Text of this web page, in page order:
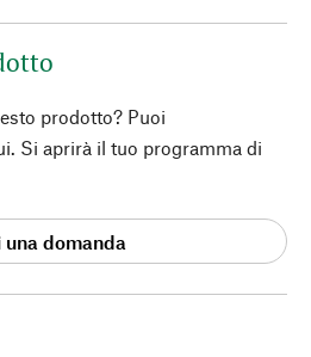
prodotto? Puoi
Si aprirà il tuo programma di
una domanda